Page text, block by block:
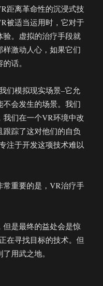
距离革命性的沉浸式技
被适当运用时，它对于
验。虚拟的治疗手段就
激动人心，如果它们
话。
们模拟现实场景–它允
会发生的场景。我们
们在一个VR环境中改
踪了这对他们的自负
注于开发这项技术难以
常重要的是，VR治疗手
但是最终的益处会是惊
在寻找目标的技术。但
用武之地。